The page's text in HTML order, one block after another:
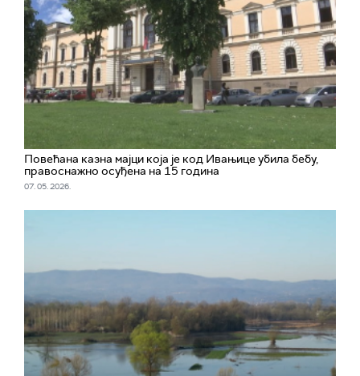
Повећана казна мајци која је код Ивањице убила бебу,
правоснажно осуђена на 15 година
07. 05. 2026.